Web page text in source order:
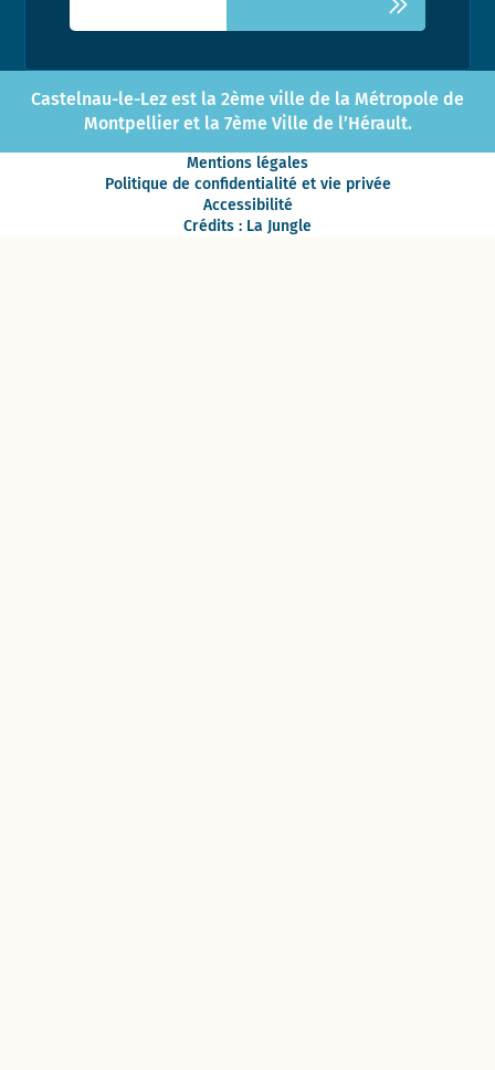
Castelnau-le-Lez est la 2ème ville de la Métropole de
Montpellier et la 7ème Ville de l’Hérault.
Mentions légales
Politique de confidentialité et vie privée
Accessibilité
Crédits : La Jungle